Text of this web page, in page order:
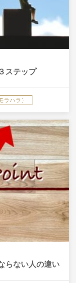
ステップ
ラハラ）
らない人の違い